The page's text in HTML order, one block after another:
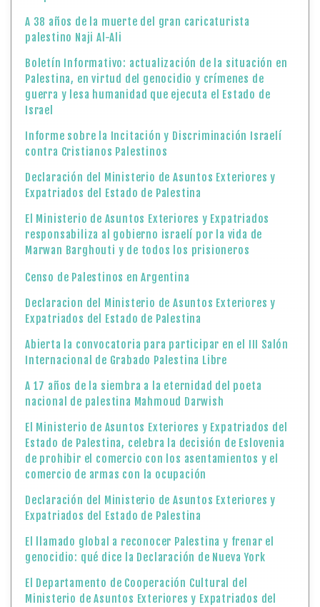
A 38 años de la muerte del gran caricaturista
palestino Naji Al-Ali
Boletín Informativo: actualización de la situación en
Palestina, en virtud del genocidio y crímenes de
guerra y lesa humanidad que ejecuta el Estado de
Israel
Informe sobre la Incitación y Discriminación Israelí
contra Cristianos Palestinos
Declaración del Ministerio de Asuntos Exteriores y
Expatriados del Estado de Palestina
El Ministerio de Asuntos Exteriores y Expatriados
responsabiliza al gobierno israelí por la vida de
Marwan Barghouti y de todos los prisioneros
Censo de Palestinos en Argentina
Declaracion del Ministerio de Asuntos Exteriores y
Expatriados del Estado de Palestina
Abierta la convocatoria para participar en el III Salón
Internacional de Grabado Palestina Libre
A 17 años de la siembra a la eternidad del poeta
nacional de palestina Mahmoud Darwish
El Ministerio de Asuntos Exteriores y Expatriados del
Estado de Palestina, celebra la decisión de Eslovenia
de prohibir el comercio con los asentamientos y el
comercio de armas con la ocupación
Declaración del Ministerio de Asuntos Exteriores y
Expatriados del Estado de Palestina
El llamado global a reconocer Palestina y frenar el
genocidio: qué dice la Declaración de Nueva York
El Departamento de Cooperación Cultural del
Ministerio de Asuntos Exteriores y Expatriados del